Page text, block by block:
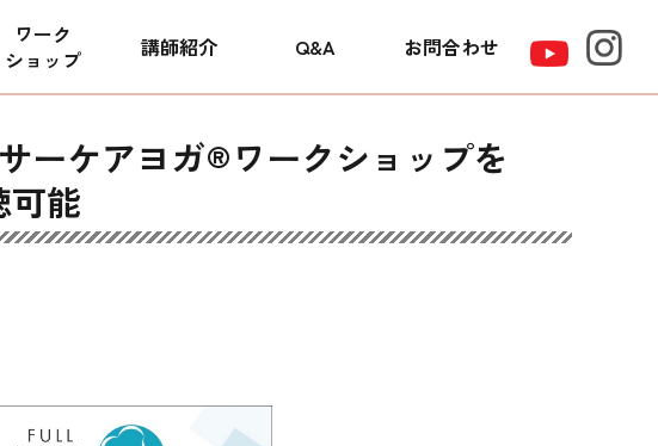
ワーク
ショップ
講師紹介 Q&A お問合わせ
ーケアヨガ®ワークショップを
能